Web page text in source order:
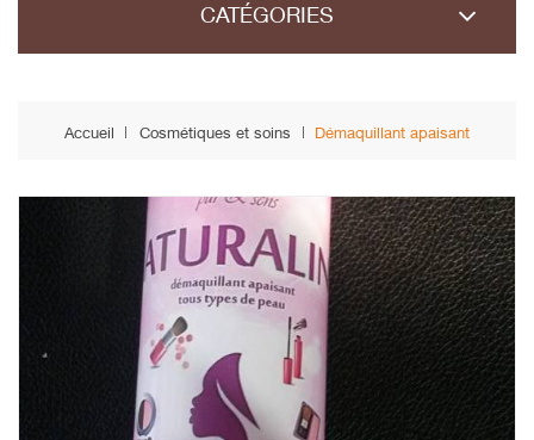
CATÉGORIES
Accueil Cosmétiques et soins Démaquillant apaisant